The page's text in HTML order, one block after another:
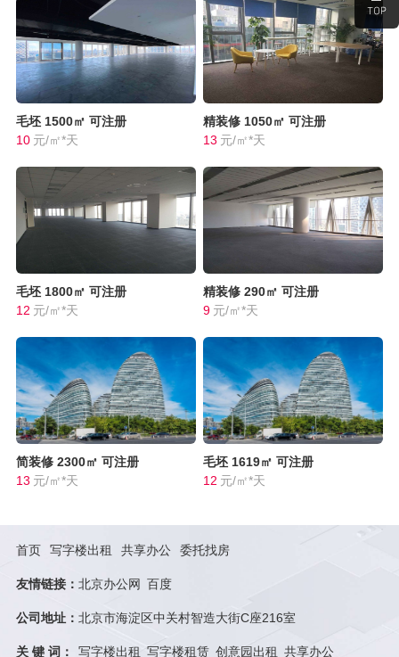
毛坯 1500㎡ 可注册
10 元/㎡*天
精装修 1050㎡ 可注册
13 元/㎡*天
毛坯 1800㎡ 可注册
12 元/㎡*天
精装修 290㎡ 可注册
9 元/㎡*天
简装修 2300㎡ 可注册
13 元/㎡*天
毛坯 1619㎡ 可注册
12 元/㎡*天
首页 写字楼出租 共享办公 委托找房
友情链接： 北京办公网 百度
公司地址： 北京市海淀区中关村智造大街C座216室
关 键 词： 写字楼出租 写字楼租赁 创意园出租 共享办公